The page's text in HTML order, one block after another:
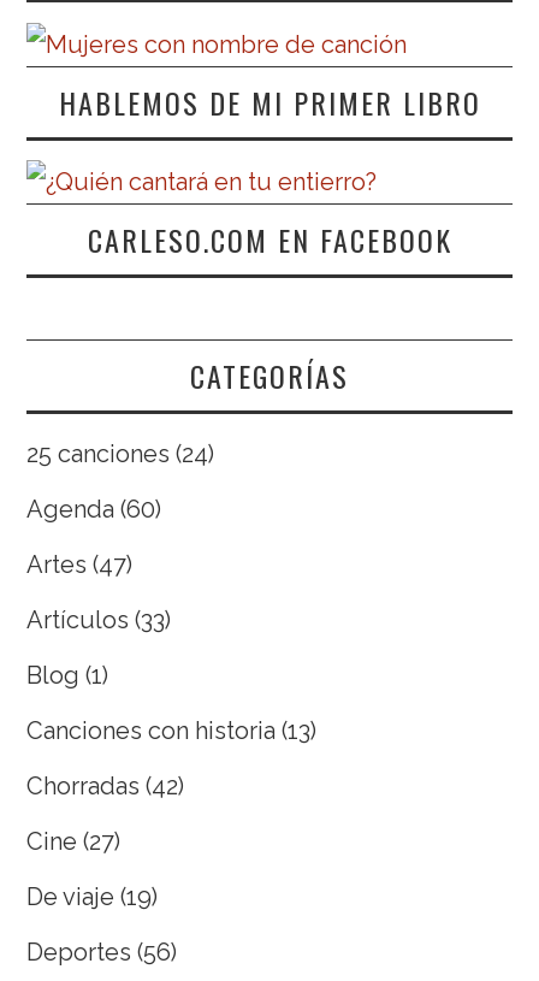
HABLEMOS DE MI PRIMER LIBRO
CARLESO.COM EN FACEBOOK
CATEGORÍAS
25 canciones (24)
Agenda (60)
Artes (47)
Artículos (33)
Blog (1)
Canciones con historia (13)
Chorradas (42)
Cine (27)
De viaje (19)
Deportes (56)